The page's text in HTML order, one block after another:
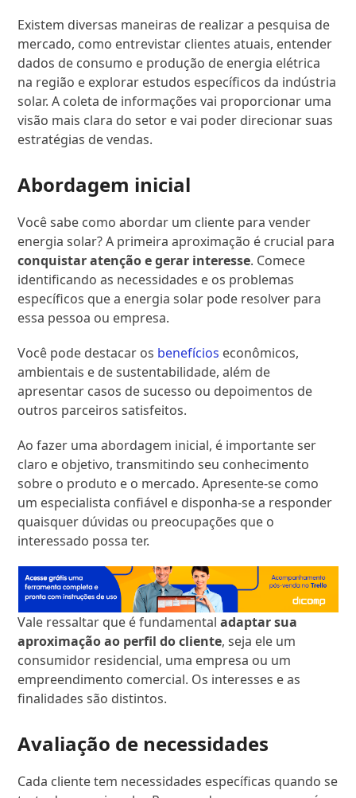
Existem diversas maneiras de realizar a pesquisa de
mercado, como entrevistar clientes atuais, entender
dados de consumo e produção de energia elétrica
na região e explorar estudos específicos da indústria
solar. A coleta de informações vai proporcionar uma
visão mais clara do setor e vai poder direcionar suas
estratégias de vendas.
Abordagem inicial
Você sabe como abordar um cliente para vender
energia solar? A primeira aproximação é crucial para
conquistar atenção e gerar interesse. Comece
identificando as necessidades e os problemas
específicos que a energia solar pode resolver para
essa pessoa ou empresa.
Você pode destacar os benefícios econômicos,
ambientais e de sustentabilidade, além de
apresentar casos de sucesso ou depoimentos de
outros parceiros satisfeitos.
Ao fazer uma abordagem inicial, é importante ser
claro e objetivo, transmitindo seu conhecimento
sobre o produto e o mercado. Apresente-se como
um especialista confiável e disponha-se a responder
quaisquer dúvidas ou preocupações que o
interessado possa ter.
Vale ressaltar que é fundamentaladaptar sua
aproximação ao perfil do cliente, seja ele um
consumidor residencial, uma empresa ou um
empreendimento comercial. Os interesses e as
finalidades são distintos.
Avaliação de necessidades
Cada cliente tem necessidades específicas quando se